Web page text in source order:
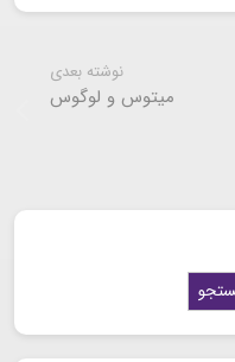
نوشته بعدی
میتوس و لوگوس